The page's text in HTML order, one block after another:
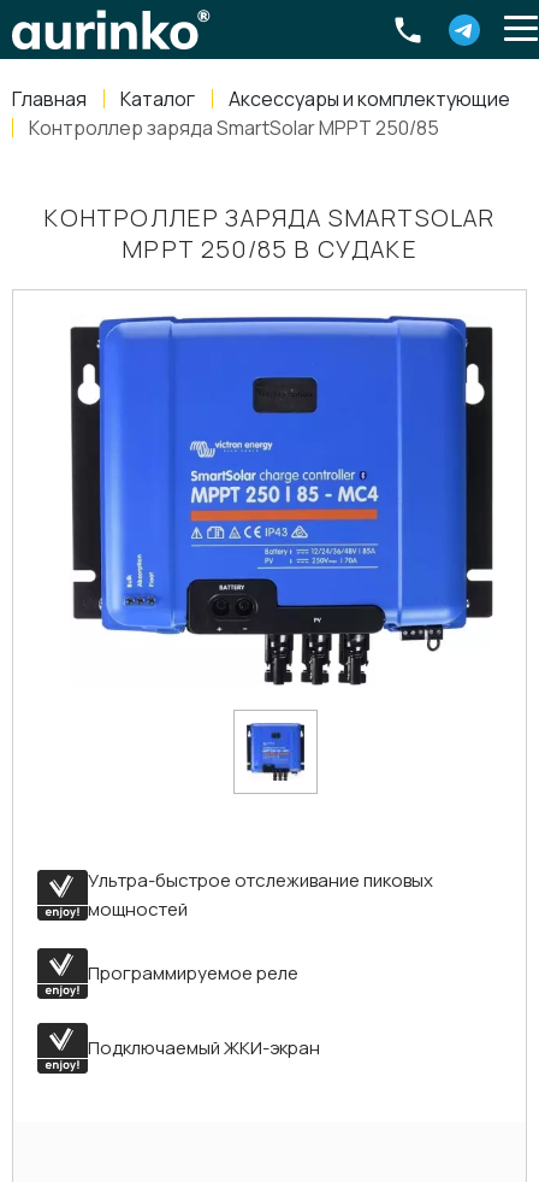
Главная Каталог
Аксессуары и комплектующие
Контроллер заряда SmartSolar MPPT 250/85
КОНТРОЛЛЕР ЗАРЯДА SMARTSOLAR
MPPT 250/85 В СУДАКЕ
Ультра-быстрое отслеживание пиковых
мощностей
Программируемое реле
Подключаемый ЖКИ-экран
Россия, Свердловская область Екатеринбург ,
8-800-770-79-40